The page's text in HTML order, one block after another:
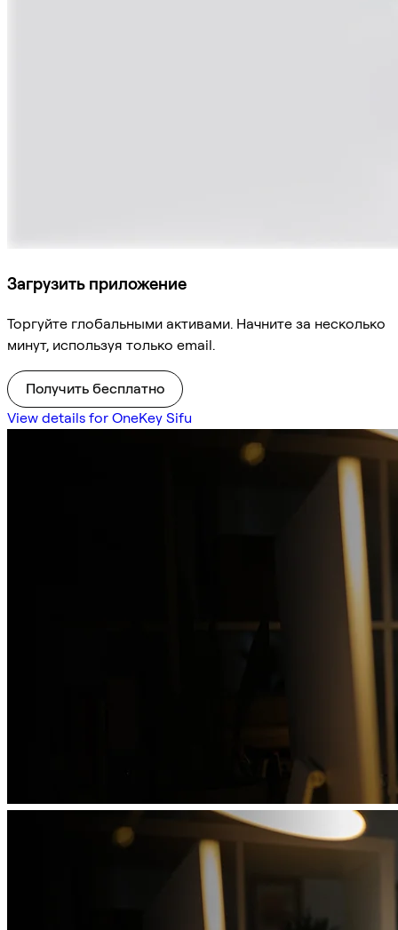
Загрузить приложение
Торгуйте глобальными активами. Начните за несколько
минут, используя только email.
Получить бесплатно
View details for OneKey Sifu